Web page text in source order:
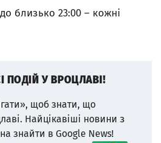
близько 23:00 – кожні
ПОДІЙ У ВРОЦЛАВІ!
щоб знати, що
Найцікавіші новини з
знайти в Google News!